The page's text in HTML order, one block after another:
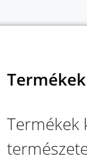
Termékek
Termékek